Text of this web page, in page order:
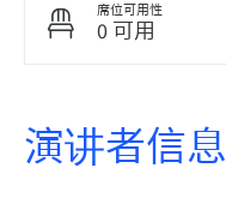
席位可用性
0 可用
演讲者信息